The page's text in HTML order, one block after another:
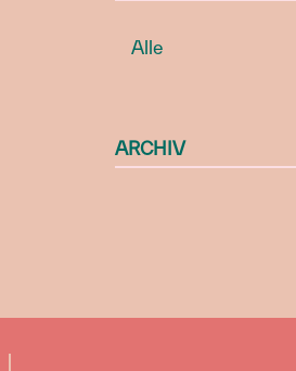
Alle
ARCHIV